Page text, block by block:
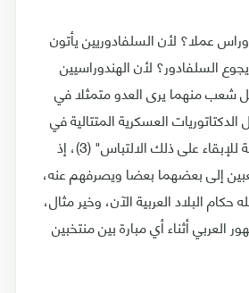
عملا؟ لأن السلفادوريين يأتون
السلفادور؟ لأن الهندوراسيين
شعب منهما يرى العدو متمثلا في
العسكرية المتتالية في
كلا البلدين جهودا حثيثة للإبقاء على ذلك الالتباس" (3)، إذ
إلى بعضهما بعضا ويصرفهم عنه،
حكام البلاد العربية الآن، وخير مثال،
العربي أثناء أي مبارة بين منتخبين